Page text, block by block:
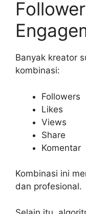
Banyak kreator
kombinasi:
Followers
Likes
Views
Share
Komentar
Kombinasi ini
dan profesional.